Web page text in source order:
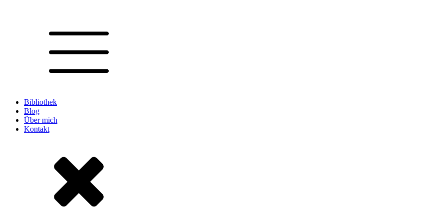
Bibliothek
Blog
Über mich
Kontakt